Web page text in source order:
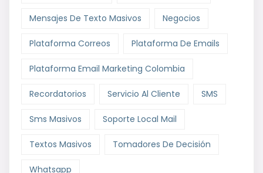
Mensajes De Texto Masivos Negocios
Plataforma Correos Plataforma De Emails
Plataforma Email Marketing Colombia
Recordatorios Servicio Al Cliente SMS
Sms Masivos Soporte Local Mail
Textos Masivos Tomadores De Decisión
Whatsapp